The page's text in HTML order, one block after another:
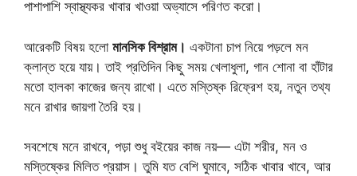
পাশাপাশি স্বাস্থ্যকর খাবার খাওয়া অভ্যাসে পরিণত করো।
আরেকটি বিষয় হলো মানসিক বিশ্রাম। একটানা চাপ নিয়ে পড়লে মন
ক্লান্ত হয়ে যায়। তাই প্রতিদিন কিছু সময় খেলাধুলা, গান শোনা বা হাঁটার
মতো হালকা কাজের জন্য রাখো। এতে মস্তিষ্ক রিফ্রেশ হয়, নতুন তথ্য
মনে রাখার জায়গা তৈরি হয়।
সবশেষে মনে রাখবে, পড়া শুধু বইয়ের কাজ নয়— এটা শরীর, মন ও
মস্তিষ্কের মিলিত প্রয়াস। তুমি যত বেশি ঘুমাবে, সঠিক খাবার খাবে, আর